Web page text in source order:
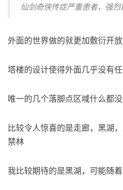
仙剑奇侠传症严重患者，强烈
外面的世界做的就更加敷衍开放
塔楼的设计使得外面几乎没有任
唯一的几个落脚点区域什么都没
比较令人惊喜的是走廊，黑湖
禁林
我比较期待的是黑湖，可能随着